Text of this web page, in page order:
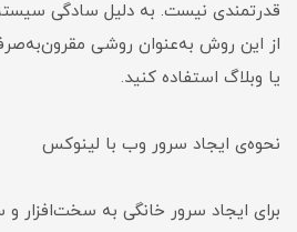
قدرتمندی نیست. به دلیل سادگی
از این روش به‌عنوان روشی
یا وبلاگ استفاده کنید.
نحوه‌ی ایجاد سرور وب با لینوکس
برای ایجاد سرور خانگی به سخت‌افزار و